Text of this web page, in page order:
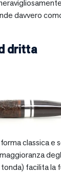
davvero
dritta
classica e
facilita la